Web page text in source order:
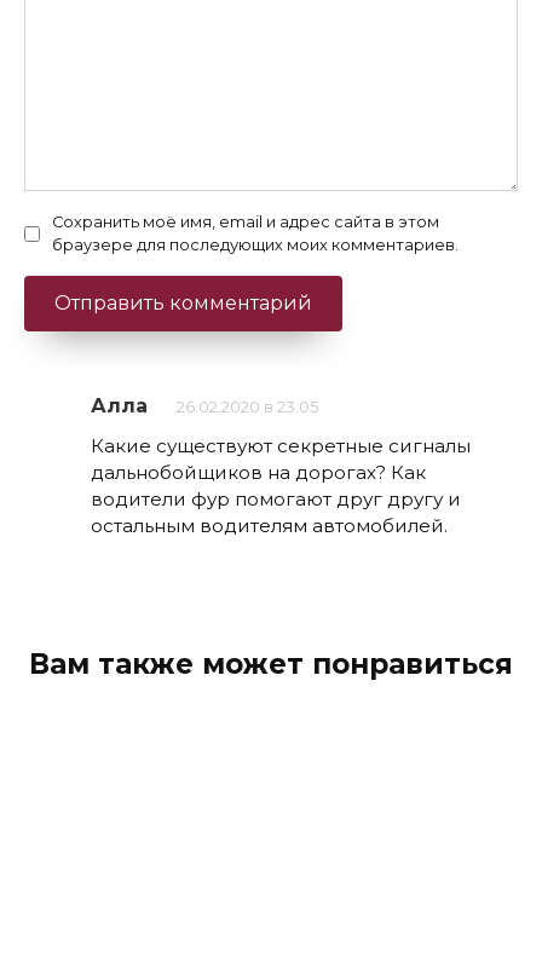
Сохранить моё имя, email и адрес сайта в этом
браузере для последующих моих комментариев.
Алла 26.02.2020 в 23:05
Какие существуют секретные сигналы
дальнобойщиков на дорогах? Как
водители фур помогают друг другу и
остальным водителям автомобилей.
Вам также может понравиться